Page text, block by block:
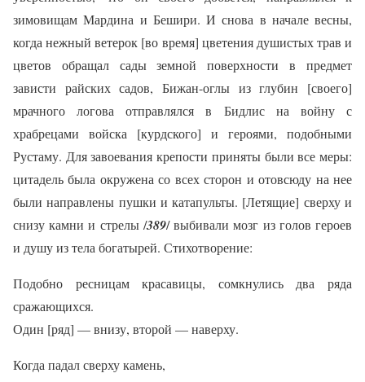
зимовищам Мардина и Бешири. И снова в начале весны,
когда нежный ветерок [во время] цветения душистых трав и
цветов обращал сады земной поверхности в предмет
зависти райских садов, Бижан-оглы из глубин [своего]
мрачного логова отправлялся в Бидлис на войну с
храбрецами войска [курдского] и героями, подобными
Рустаму. Для завоевания крепости приняты были все меры:
цитадель была окружена со всех сторон и отовсюду на нее
были направлены пушки и катапульты. [Летящие] сверху и
снизу камни и стрелы /389/ выбивали мозг из голов героев
и душу из тела богатырей. Стихотворение:
Подобно ресницам красавицы, сомкнулись два ряда
сражающихся.
Один [ряд] — внизу, второй — наверху.
Когда падал сверху камень,